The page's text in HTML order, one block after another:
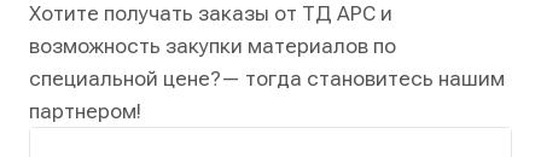
Хотите получать заказы от ТД АРС и
возможность закупки материалов по
специальной цене?— тогда становитесь нашим
партнером!